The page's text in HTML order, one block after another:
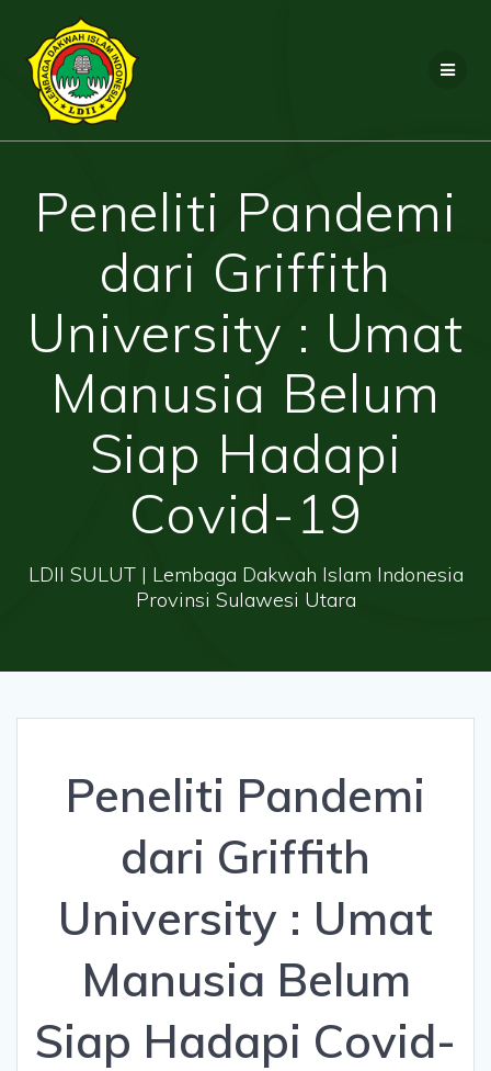
Peneliti Pandemi
dari Griffith
University : Umat
Manusia Belum
Siap Hadapi
Covid-19
LDII SULUT | Lembaga Dakwah Islam Indonesia
Provinsi Sulawesi Utara
Peneliti Pandemi
dari Griffith
University : Umat
Manusia Belum
Siap Hadapi Covid-